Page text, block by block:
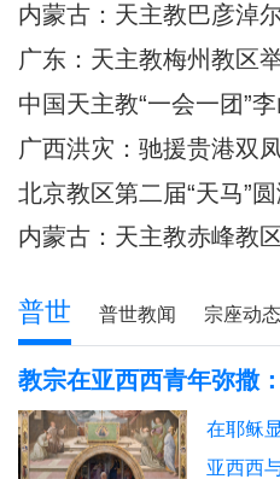
礼由长
办公室
韩霄神
80余位
内蒙古：天主教巴彦淖
主教祝圣典礼
广东：天主教梅州教区
礼
中国天主教“一会一团”
主教调研
广西洪灾：驰援贵港双
北京教区第二届“天马”
内蒙古：天主教赤峰教
普世 普世教闻 宗座动态
教宗在亚西西青年弥撒
加肖似基督
在耶稣
亚西西